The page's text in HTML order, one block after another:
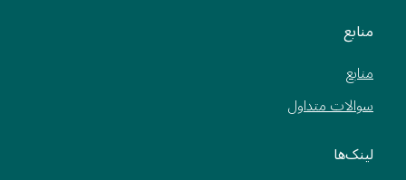
منابع
منابع
سوالات متداول
لینک‌ها